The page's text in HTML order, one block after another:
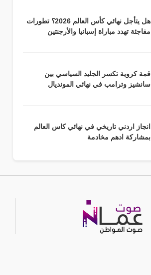
هل يتأجل نهائي كأس العالم 2026؟ تطورات
مفاجئة تهدد مباراة إسبانيا والأرجنتين
قمة كروية تكسر الجليد السياسي بين
سانشيز وترامب في نهائي المونديال
انجاز اردني تاريخي في نهائي كاس العالم
بمشاركة ادهم مخادمة